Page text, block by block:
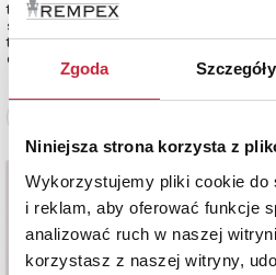
Zgoda Szczegóły
Niniejsza strona korzysta z
Wykorzystujemy pliki cookie do
i reklam, aby oferować funkcje
analizować ruch w naszej
korzystasz z naszej witryny,
technika mieszana, karton, 30 x 39 cm (w
sygn. l. d.: Cz. Romanowski (ołówkiem) /
tuszem lub flamastrem).
estymacja: 3 500 - 4 500 zł